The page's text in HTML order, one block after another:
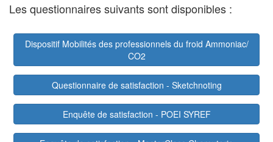
Les questionnaires suivants sont disponibles :
Dispositif Mobilités des professionnels du froid Ammoniac/
CO2
Questionnaire de satisfaction - Sketchnoting
Enquête de satisfaction - POEI SYREF